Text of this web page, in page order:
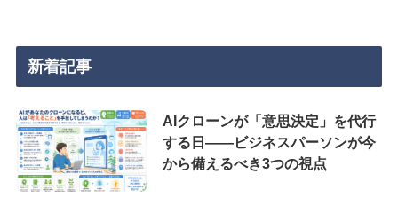
新着記事
AIクローンが「意思決定」を代行
する日——ビジネスパーソンが今
から備えるべき3つの視点